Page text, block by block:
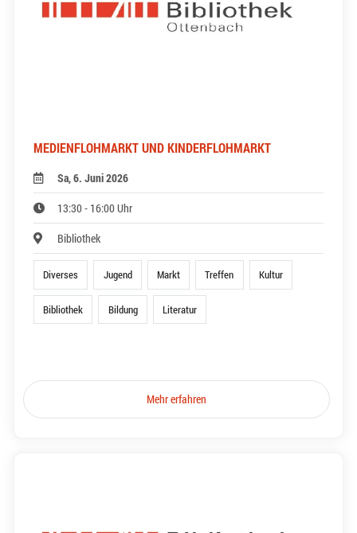
MEDIENFLOHMARKT UND KINDERFLOHMARKT
Sa, 6. Juni 2026
13:30 - 16:00 Uhr
Bibliothek
Diverses Jugend Markt Treffen Kultur
Bibliothek Bildung Literatur
Mehr erfahren